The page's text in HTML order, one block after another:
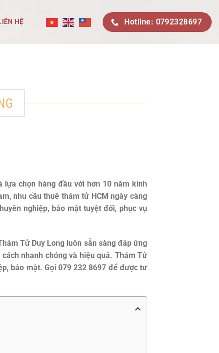
HỆ Hotline: 0792328697
chọn hàng đầu với hơn 10 năm kinh
nhu cầu thuê thám tử HCM ngày càng
nghiệp, bảo mật tuyệt đối, phục vụ
Tử Duy Long luôn sẵn sàng đáp ứng
nhanh chóng và hiệu quả. Thám Tử
bảo mật. Gọi 079 232 8697 để được tư